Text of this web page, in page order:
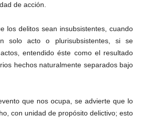
de acción.
los delitos sean insubsistentes, cuando
solo acto o plurisubsistentes, si se
entendido éste como el resultado
hechos naturalmente separados bajo
que nos ocupa, se advierte que lo
con unidad de propósito delictivo; esto